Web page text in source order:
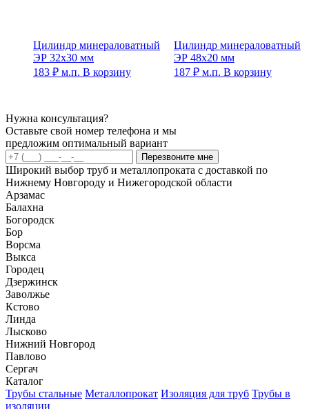
Цилиндр минераловатный
ЭР 32х30 мм
183 ₽ м.п. В корзину
Цилиндр минераловатный
ЭР 48х20 мм
187 ₽ м.п. В корзину
Нужна консультация?
Оставьте свой номер телефона и мы
предложим оптимальный вариант
Перезвоните мне
Широкий выбор труб и металлопроката с доставкой по
Нижнему Новгороду и Нижегородской области
Арзамас
Балахна
Богородск
Бор
Ворсма
Выкса
Городец
Дзержинск
Заволжье
Кстово
Линда
Лысково
Нижний Новгород
Павлово
Сергач
Каталог
Трубы стальные Металлопрокат Изоляция для труб Трубы в
изоляции